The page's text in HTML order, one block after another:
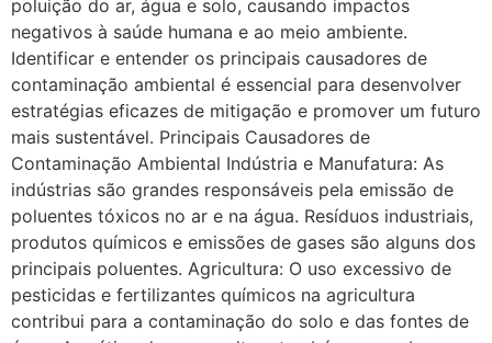
poluição do ar, água e solo, causando impactos
negativos à saúde humana e ao meio ambiente.
Identificar e entender os principais causadores de
contaminação ambiental é essencial para desenvolver
estratégias eficazes de mitigação e promover um futuro
mais sustentável. Principais Causadores de
Contaminação Ambiental Indústria e Manufatura: As
indústrias são grandes responsáveis pela emissão de
poluentes tóxicos no ar e na água. Resíduos industriais,
produtos químicos e emissões de gases são alguns dos
principais poluentes. Agricultura: O uso excessivo de
pesticidas e fertilizantes químicos na agricultura
contribui para a contaminação do solo e das fontes de